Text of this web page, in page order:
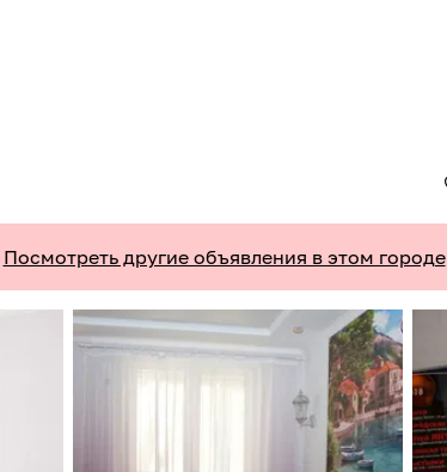
Посмотреть другие объявления в этом городе